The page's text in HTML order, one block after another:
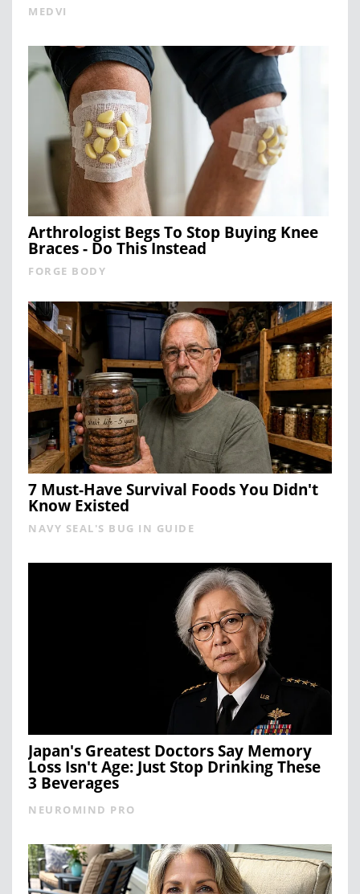
MEDVI
Arthrologist Begs To Stop Buying Knee
Braces - Do This Instead
FORGE BODY
7 Must-Have Survival Foods You Didn't
Know Existed
NAVY SEAL'S BUG IN GUIDE
Japan's Greatest Doctors Say Memory
Loss Isn't Age: Just Stop Drinking These
3 Beverages
NEUROMIND PRO